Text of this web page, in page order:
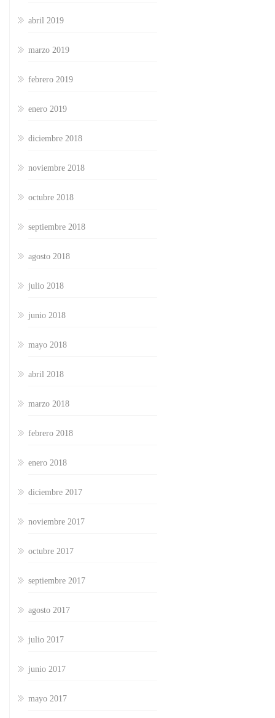
abril 2019
marzo 2019
febrero 2019
enero 2019
diciembre 2018
noviembre 2018
octubre 2018
septiembre 2018
agosto 2018
julio 2018
junio 2018
mayo 2018
abril 2018
marzo 2018
febrero 2018
enero 2018
diciembre 2017
noviembre 2017
octubre 2017
septiembre 2017
agosto 2017
julio 2017
junio 2017
mayo 2017